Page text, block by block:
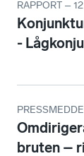
RAPPORT –
-
bruten –